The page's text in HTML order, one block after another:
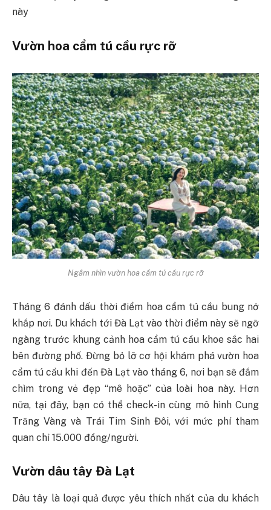
này
Vườn hoa cẩm tú cầu rực rỡ
Ngắm nhìn vườn hoa cẩm tú cầu rực rỡ
Tháng 6 đánh dấu thời điểm hoa cẩm tú cầu bung nở
khắp nơi. Du khách tới Đà Lạt vào thời điểm này sẽ ngỡ
ngàng trước khung cảnh hoa cẩm tú cầu khoe sắc hai
bên đường phố. Đừng bỏ lỡ cơ hội khám phá vườn hoa
cẩm tú cầu khi đến Đà Lạt vào tháng 6, nơi bạn sẽ đắm
chìm trong vẻ đẹp “mê hoặc” của loài hoa này. Hơn
nữa, tại đây, bạn có thể check-in cùng mô hình Cung
Trăng Vàng và Trái Tim Sinh Đôi, với mức phí tham
quan chỉ 15.000 đồng/người.
Vườn dâu tây Đà Lạt
Dâu tây là loại quả được yêu thích nhất của du khách